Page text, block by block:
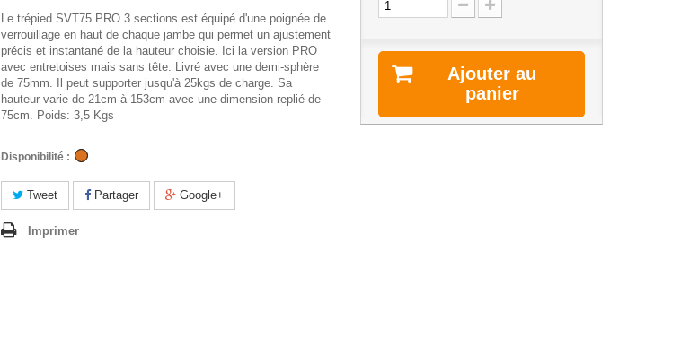
Le trépied SVT75 PRO 3 sections est équipé d'une poignée de
verrouillage en haut de chaque jambe qui permet un ajustement
précis et instantané de la hauteur choisie. Ici la version PRO
avec entretoises mais sans tête. Livré avec une demi-sphère
de 75mm. Il peut supporter jusqu'à 25kgs de charge. Sa
hauteur varie de 21cm à 153cm avec une dimension replié de
75cm. Poids: 3,5 Kgs
Disponibilité :
Tweet Partager Google+
Imprimer
Ajouter au
panier